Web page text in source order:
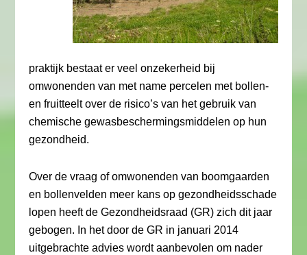
praktijk bestaat er veel onzekerheid bij
omwonenden van met name percelen met bollen-
en fruitteelt over de risico’s van het gebruik van
chemische gewasbeschermingsmiddelen op hun
gezondheid.
Over de vraag of omwonenden van boomgaarden
en bollenvelden meer kans op gezondheidsschade
lopen heeft de Gezondheidsraad (GR) zich dit jaar
gebogen. In het door de GR in januari 2014
uitgebrachte advies wordt aanbevolen om nader